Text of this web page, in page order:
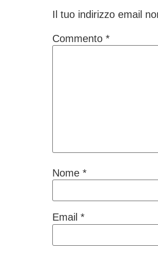
Il tuo indirizzo email
Commento *
Nome *
Email *